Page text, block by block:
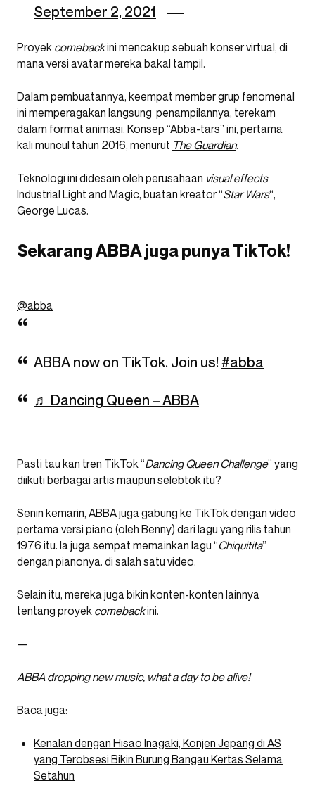
September 2, 2021
Proyek comebackini mencakup sebuah konser virtual, di
mana versi avatar mereka bakal tampil.
Dalam pembuatannya, keempat member grup fenomenal
ini memperagakan langsung penampilannya, terekam
dalam format animasi. Konsep “Abba-tars” ini, pertama
kali muncul tahun 2016, menurut The Guardian.
Teknologi ini didesain oleh perusahaan visual effects
Industrial Light and Magic, buatan kreator “Star Wars“,
George Lucas.
Sekarang ABBA juga punya TikTok!
@abba
ABBA now on TikTok. Join us! #abba
♬ Dancing Queen – ABBA
Pasti tau kan tren TikTok “Dancing Queen Challenge” yang
diikuti berbagai artis maupun selebtok itu?
Senin kemarin, ABBA juga gabung ke TikTok dengan video
pertama versi piano (oleh Benny) dari lagu yang rilis tahun
1976 itu. Ia juga sempat memainkan lagu “Chiquitita”
dengan pianonya. di salah satu video.
Selain itu, mereka juga bikin konten-konten lainnya
tentang proyek comebackini.
—
ABBA dropping new music, what a day to be alive!
Baca juga:
Kenalan dengan Hisao Inagaki, Konjen Jepang di AS
yang Terobsesi Bikin Burung Bangau Kertas Selama
Setahun